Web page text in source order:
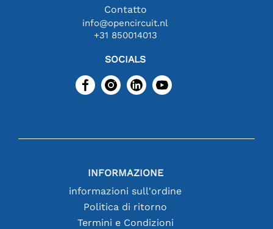
Contatto
info@opencircuit.nl
+31 850014013
SOCIALS
INFORMAZIONE
informazioni sull'ordine
Politica di ritorno
Termini e Condizioni